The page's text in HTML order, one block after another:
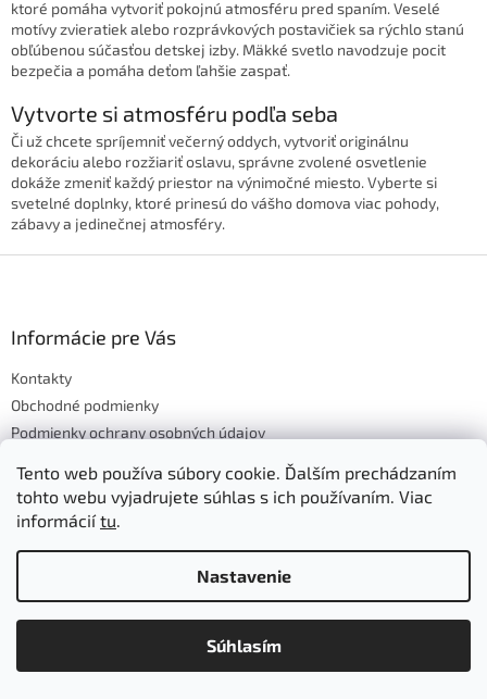
Tento web používa súbory cookie. Ďalším prechádzaním
tohto webu vyjadrujete súhlas s ich používaním. Viac
informáciítu.
Nastavenie
Súhlasím
ktoré pomáha vytvoriť pokojnú atmosféru pred spaním. Veselé
motívy zvieratiek alebo rozprávkových postavičiek sa rýchlo stanú
obľúbenou súčasťou detskej izby. Mäkké svetlo navodzuje pocit
bezpečia a pomáha deťom ľahšie zaspať.
Vytvorte si atmosféru podľa seba
Či už chcete spríjemniť večerný oddych, vytvoriť originálnu
dekoráciu alebo rozžiariť oslavu, správne zvolené osvetlenie
dokáže zmeniť každý priestor na výnimočné miesto. Vyberte si
svetelné doplnky, ktoré prinesú do vášho domova viac pohody,
zábavy a jedinečnej atmosféry.
Informácie pre Vás
Kontakty
Obchodné podmienky
Podmienky ochrany osobných údajov
Sledovať na Instagrame
Facebook